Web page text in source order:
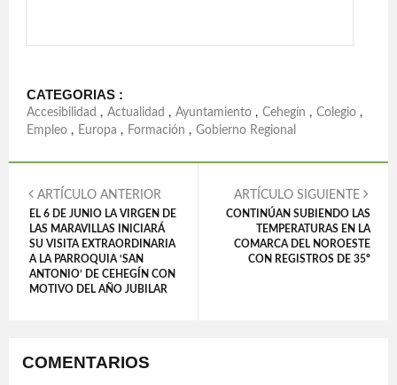
CATEGORIAS :
Accesibilidad , Actualidad , Ayuntamiento , Cehegín , Colegio ,
Empleo , Europa , Formación , Gobierno Regional
ARTÍCULO ANTERIOR
EL 6 DE JUNIO LA VIRGEN DE
LAS MARAVILLAS INICIARÁ
SU VISITA EXTRAORDINARIA
A LA PARROQUIA ‘SAN
ANTONIO’ DE CEHEGÍN CON
MOTIVO DEL AÑO JUBILAR
ARTÍCULO SIGUIENTE
CONTINÚAN SUBIENDO LAS
TEMPERATURAS EN LA
COMARCA DEL NOROESTE
CON REGISTROS DE 35º
COMENTARIOS